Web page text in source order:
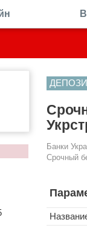
Банки
Срочный